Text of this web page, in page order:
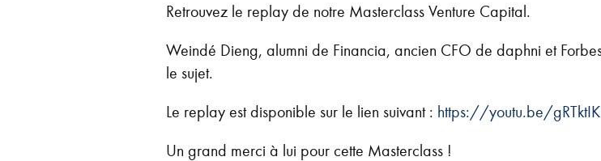
Retrouvez le replay de notre Masterclass Venture Capital.
Weindé Dieng, alumni de Financia, ancien CFO de daphni et
le sujet.
Le replay est disponible sur le lien suivant : https://youtu.be/
Un grand merci à lui pour cette Masterclass !